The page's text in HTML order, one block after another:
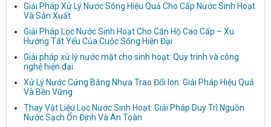
Giải Pháp Xử Lý Nước Sông Hiệu Quả Cho Cấp Nước Sinh Hoạt
Và Sản Xuất
Giải Pháp Lọc Nước Sinh Hoạt Cho Căn Hộ Cao Cấp – Xu
Hướng Tất Yếu Của Cuộc Sống Hiện Đại
Giải pháp xử lý nước mặt cho sinh hoạt: Quy trình và công
nghệ hiện đại
Xử Lý Nước Cứng Bằng Nhựa Trao Đổi Ion: Giải Pháp Hiệu Quả
Và Bền Vững
Thay Vật Liệu Lọc Nước Sinh Hoạt: Giải Pháp Duy Trì Nguồn
Nước Sạch Ổn Định Và An Toàn